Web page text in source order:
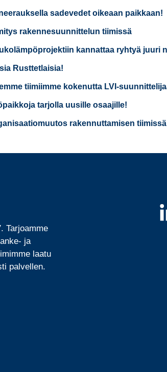
sadevedet oikeaan paikkaan!
rakennesuunnittelun tiimissä
kannattaa ryhtyä juuri
Rusttetlaisia!
tiimiimme kokenutta LVI-
tarjolla uusille osaajille!
rakennuttamisen tiimissä
Tarjoamme
ja
laatu
palvellen.